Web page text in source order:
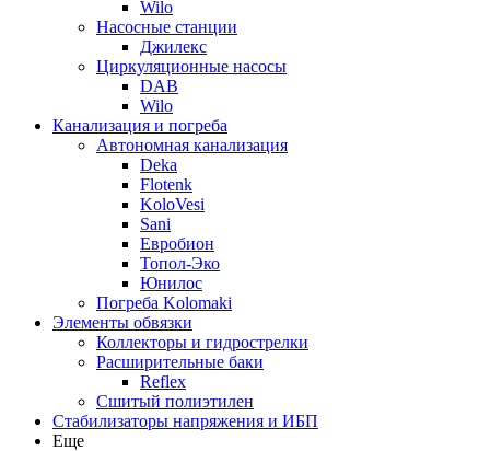
Wilo
Насосные станции
Джилекс
Циркуляционные насосы
DAB
Wilo
Канализация и погреба
Автономная канализация
Deka
Flotenk
KoloVesi
Sani
Евробион
Топол-Эко
Юнилос
Погреба Kolomaki
Элементы обвязки
Коллекторы и гидрострелки
Расширительные баки
Reflex
Сшитый полиэтилен
Стабилизаторы напряжения и ИБП
Еще